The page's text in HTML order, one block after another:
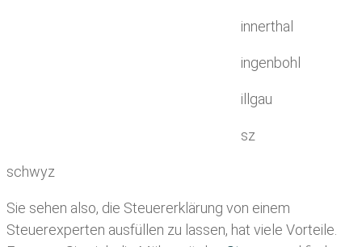
innerthal
ingenbohl
illgau
sz
schwyz
Sie sehen also, die Steuererklärung von einem
Steuerexperten ausfüllen zu lassen, hat viele Vorteile.